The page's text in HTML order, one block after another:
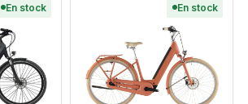
En stock En stock